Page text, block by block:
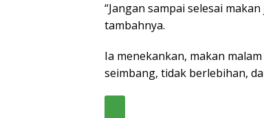
“Jangan sampai selesai
tambahnya.
Ia menekankan, makan
seimbang, tidak berlebihan,